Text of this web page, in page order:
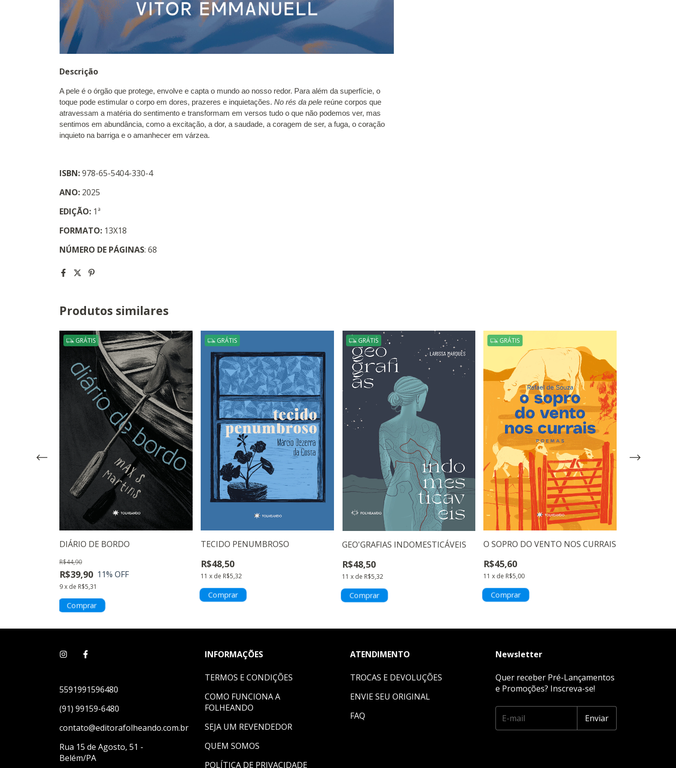
Descrição
A pele é o órgão que protege, envolve e capta o mundo ao nosso redor. Para além da superfície, o
toque pode estimular o corpo em dores, prazeres e inquietações. No rés da pele reúne corpos que
atravessam a matéria do sentimento e transformam em versos tudo o que não podemos ver, mas
sentimos em abundância, como a excitação, a dor, a saudade, a coragem de ser, a fuga, o coração
inquieto na barriga e o amanhecer em várzea.
ISBN:978-65-5404-330-4
ANO: 2025
EDIÇÃO: 1ª
FORMATO: 13X18
NÚMERO DE PÁGINAS: 68
Produtos similares
GRÁTIS
DIÁRIO DE BORDO
R$39,90
R$44,90
11% OFF
9x de R$5,31
GRÁTIS
TECIDO PENUMBROSO
R$48,50
11 x de R$5,32
GRÁTIS
GEO'GRAFIAS INDOMESTICÁVEIS
R$48,50
11 x de R$5,32
GRÁTIS
O SOPRO DO VENTO NOS CURRAIS
R$45,60
11 x de R$5,00
5591991596480
(91) 99159-6480
contato@editorafolheando.com.br
Rua 15 de Agosto, 51 -
Belém/PA
INFORMAÇÕES
TERMOS E CONDIÇÕES
COMO FUNCIONA A
FOLHEANDO
SEJA UM REVENDEDOR
QUEM SOMOS
POLÍTICA DE PRIVACIDADE
ATENDIMENTO
TROCAS E DEVOLUÇÕES
ENVIE SEU ORIGINAL
FAQ
Newsletter
Quer receber Pré-Lançamentos
e Promoções? Inscreva-se!